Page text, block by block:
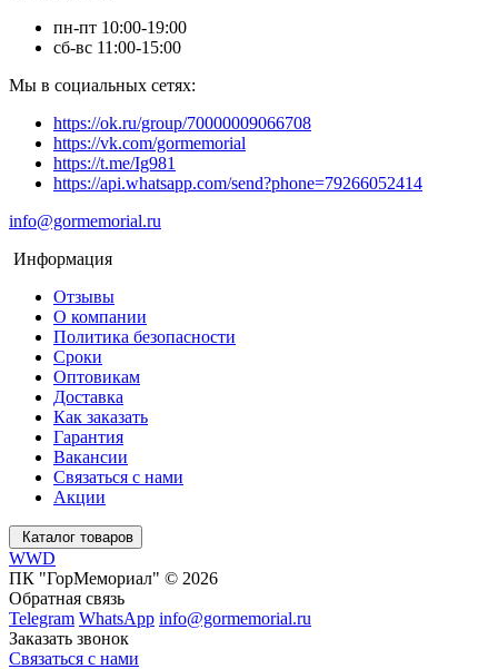
пн-пт 10:00-19:00
сб-вс 11:00-15:00
Мы в социальных сетях:
https://ok.ru/group/70000009066708
https://vk.com/gormemorial
https://t.me/Ig981
https://api.whatsapp.com/send?phone=79266052414
info@gormemorial.ru
Информация
Отзывы
О компании
Политика безопасности
Сроки
Оптовикам
Доставка
Как заказать
Гарантия
Вакансии
Связаться с нами
Акции
Каталог товаров
WWD
ПК "ГорМемориал" © 2026
Обратная связь
Telegram WhatsApp info@gormemorial.ru
Заказать звонок
Связаться с нами